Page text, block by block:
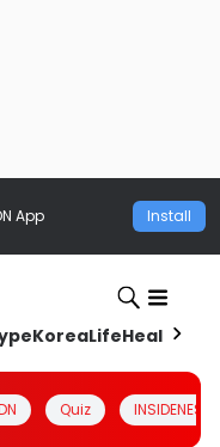
App Install
KoreaLifeHealth
Quiz INSIDENESIA